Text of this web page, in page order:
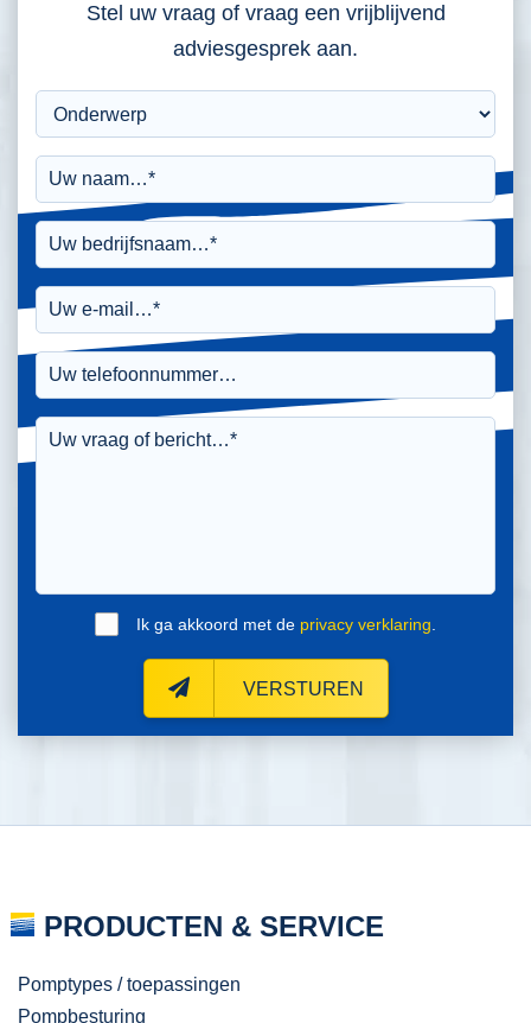
Stel uw vraag of vraag een vrijblijvend
adviesgesprek aan.
Ik ga akkoord met de privacy verklaring
VERSTUREN
PRODUCTEN & SERVICE
Pomptypes / toepassingen
Pompbesturing